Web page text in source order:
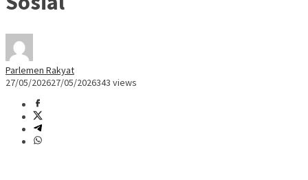
Parlemen Rakyat
27/05/202627/05/2026343 views